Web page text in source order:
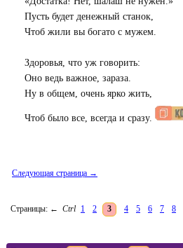
Пусть будет денежный станок,
Чтоб жили вы богато с мужем.
Здоровья, что уж говорить:
Оно ведь важное, зараза.
Ну в общем, очень ярко жить,
Чтоб было все, всегда и сразу.
Следующая страница →
Страницы: ← Ctrl 1 2 3 4 5 6 7 8